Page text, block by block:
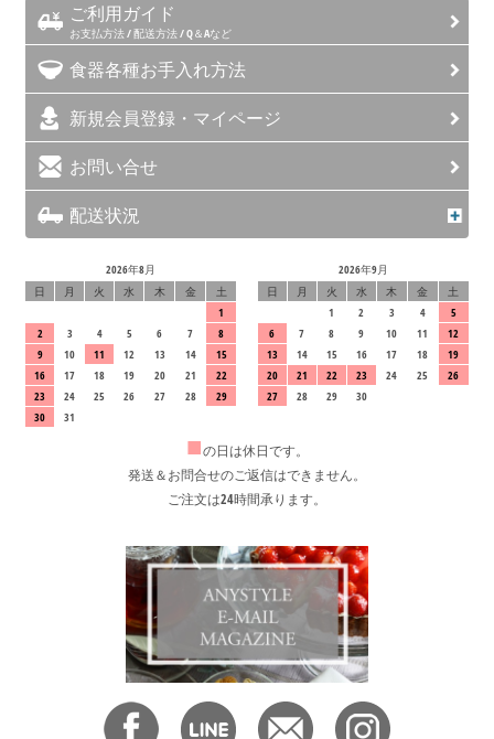
ご利用ガイド
お支払方法 / 配送方法 / Q＆Aなど
食器各種お手入れ方法
新規会員登録・マイページ
お問い合せ
配送状況
2026年8月
日
月 火 水 木 金
土
1
2
3 4 5 6 7
8
9
10 11 12 13 14
15
16
17 18 19 20 21
22
23
24 25 26 27 28
29
30
31
2026年9月
日
月 火 水 木 金
土
1
2 3 4
5
6
7 8 9 10 11
12
13
14 15 16 17 18
19
20
21 22 23 24 25
26
27
28 29 30
■の日は休日です。
発送＆お問合せのご返信はできません。
ご注文は24時間承ります。